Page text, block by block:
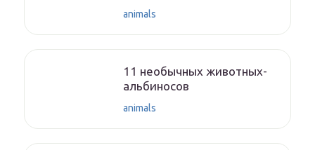
animals
11 необычных животных-
альбиносов
animals